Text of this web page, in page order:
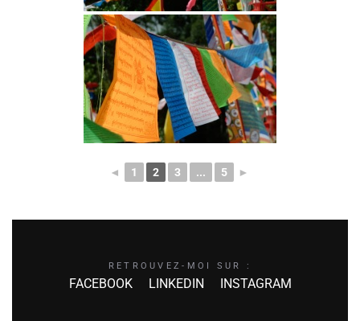
◄ 1 2 3 ... 5 ►
RETROUVEZ-MOI SUR :
FACEBOOK LINKEDIN INSTAGRAM